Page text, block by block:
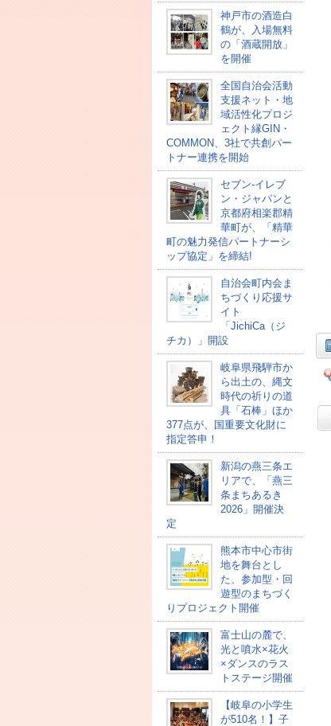
神戸市の酒造白
鶴が、入場無料
の「酒蔵開放」
を開催
全国自治会活動
支援ネット・地
域活性化プロジ
ェクト縁GIN・
COMMON、3社で共創パー
トナー連携を開始
セブン‐イレブ
ン・ジャパンと
京都府相楽郡精
華町が、「精華
町の魅力発信パートナーシ
ップ協定」を締結!
自治会町内会ま
ちづくり応援サ
イト
「JichiCa（ジ
チカ）」開設
岐阜県飛騨市か
ら出土の、縄文
時代の祈りの道
具「石棒」ほか
377点が、国重要文化財に
指定答申！
新潟の燕三条エ
リアで、「燕三
条まちあるき
2026」開催決
定
熊本市中心市街
地を舞台とし
た、参加型・回
遊型のまちづく
りプロジェクト開催
富士山の麓で、
光と噴水×花火
×ダンスのラス
トステージ開催
【岐阜の小学生
が510名！】子